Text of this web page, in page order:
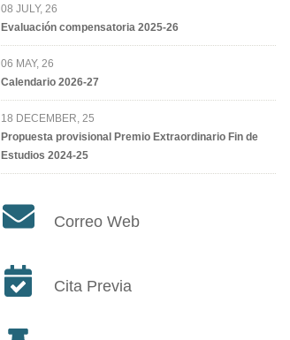
08 JULY, 26
Evaluación compensatoria 2025-26
06 MAY, 26
Calendario 2026-27
18 DECEMBER, 25
Propuesta provisional Premio Extraordinario Fin de
Estudios 2024-25
Correo Web
Cita Previa